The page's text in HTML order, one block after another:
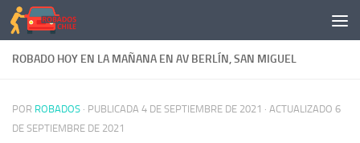
Saltar al contenido
ROBADO HOY EN LA MAÑANA EN AV BERLÍN, SAN MIGUEL
POR ROBADOS · PUBLICADA 4 DE SEPTIEMBRE DE 2021 · ACTUALIZADO 6
DE SEPTIEMBRE DE 2021